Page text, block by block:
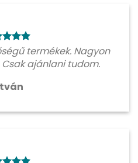
termékek. Nagyon
ajánlani tudom.